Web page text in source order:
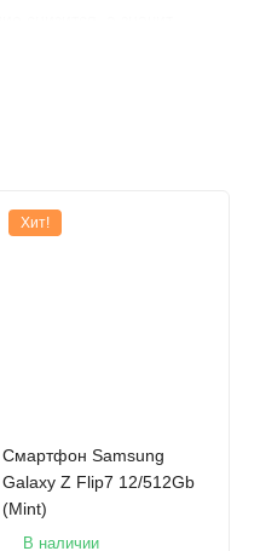
комфортнее как днём, так и
***1000 нит в режиме
Mode). ****Экран Galaxy
Хит!
Смартфон Samsung
Galaxy Z Flip7 12/512Gb
(Mint)
В наличии